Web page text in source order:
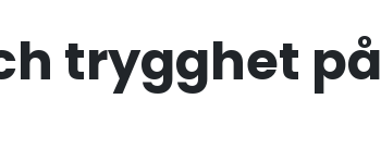
trygghet på